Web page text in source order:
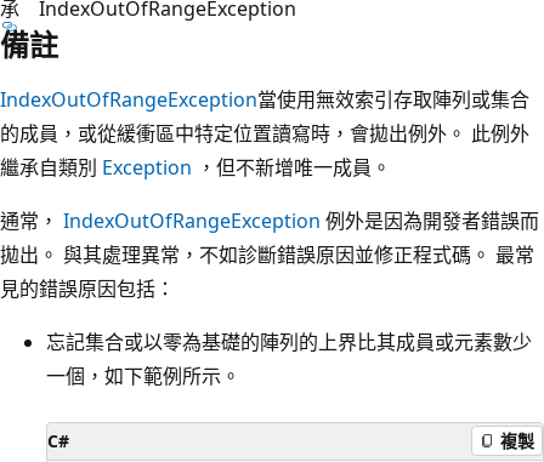
承
IndexOutOfRangeException
備註
IndexOutOfRangeException當使用無效索引存取陣列或集合
的成員，或從緩衝區中特定位置讀寫時，會拋出例外。 此例外
繼承自類別 Exception ，但不新增唯一成員。
通常， IndexOutOfRangeException 例外是因為開發者錯誤而
拋出。 與其處理異常，不如診斷錯誤原因並修正程式碼。 最常
見的錯誤原因包括：
忘記集合或以零為基礎的陣列的上界比其成員或元素數少
一個，如下範例所示。
C# 複製